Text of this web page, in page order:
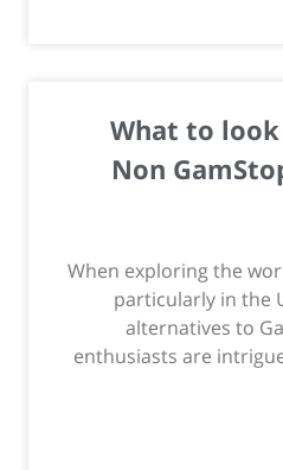
What to
Non
When exploring the
particularly in the
alternatives to
enthusiasts are